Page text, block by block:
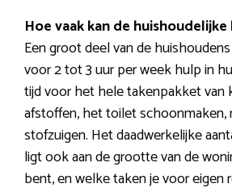
Hoe vaak kan de
Een groot deel van de
voor 2 tot 3 uur per week hulp in
tijd voor het hele takenpakket van
afstoffen, het toilet schoonmaken,
stofzuigen. Het daadwerkelijke
ligt ook aan de grootte van de
bent, en welke taken je voor eigen